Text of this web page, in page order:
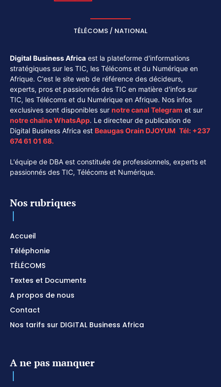
TÉLÉCOMS / NATIONAL
Digital Business Africa est la plateforme d'informations
stratégiques sur les TIC, les Télécoms et du Numérique en
Afrique. C'est le site web de référence des décideurs,
experts, pros et passionnés des TIC en matière d'infos sur
TIC, les Télécoms et du Numérique en Afrique. Nos infos
exclusives sont disponibles sur notre canal Telegram et sur
notre chaîneWhatsApp. Le directeur de publication de
Digital Business Africa est Beaugas Orain DJOYUM. Tél: +237
674 61 01 68.
L'équipe de DBA est constituée de professionnels, experts et
passionnés des TIC, Télécoms et Numérique.
Nos rubriques
Accueil
Téléphonie
TÉLÉCOMS
Textes et Documents
A propos de nous
Contact
Nos tarifs sur DIGITAL Business Africa
A ne pas manquer